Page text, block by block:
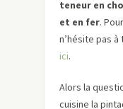
teneur en
et en fer.
n’hésite pas
ici.
Alors la
cuisine la